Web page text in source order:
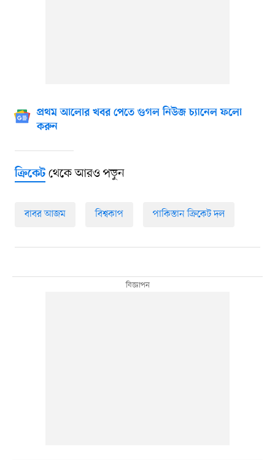
প্রথম আলোর খবর পেতে গুগল নিউজ চ্যানেল ফলো
করুন
ক্রিকেটথেকে আরও পড়ুন
বাবর আজম বিশ্বকাপ পাকিস্তান ক্রিকেট দল